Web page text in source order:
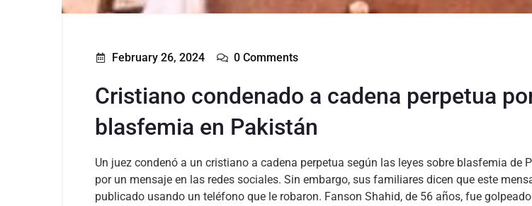
February 26, 2024 0 Comments
Cristiano condenado a cadena perpetua
blasfemia en Pakistán
Un juez condenó a un cristiano a cadena perpetua según las leyes sobre blasfemia de
por un mensaje en las redes sociales. Sin embargo, sus familiares dicen que este
publicado usando un teléfono que le robaron. Fanson Shahid, de 56 años, fue